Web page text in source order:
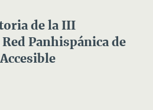
de la III
Panhispánica de